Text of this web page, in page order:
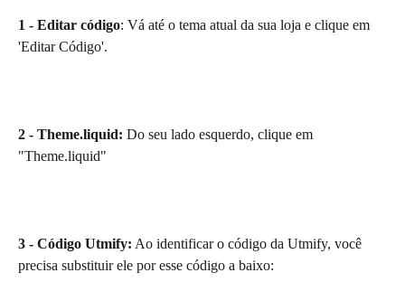
1 - Editar código: Vá até o tema atual da sua loja e clique em
'Editar Código'.
2 - Theme.liquid: Do seu lado esquerdo, clique em
"Theme.liquid"
3 - Código Utmify: Ao identificar o código da Utmify, você
precisa substituir ele por esse código a baixo: